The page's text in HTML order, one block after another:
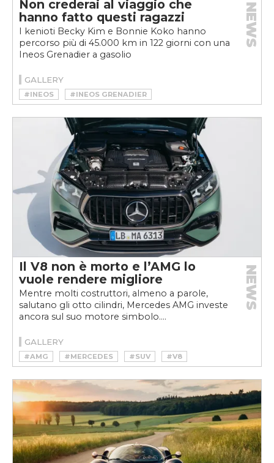
Non crederai al viaggio che
hanno fatto questi ragazzi
I kenioti Becky Kim e Bonnie Koko hanno
percorso più di 45.000 km in 122 giorni con una
Ineos Grenadier a gasolio
NEWS
GALLERY
#INEOS #INEOS GRENADIER
Il V8 non è morto e l’AMG lo
vuole rendere migliore
Mentre molti costruttori, almeno a parole,
salutano gli otto cilindri, Mercedes AMG investe
ancora sul suo motore simbolo....
NEWS
GALLERY
#AMG #MERCEDES #SUV #V8